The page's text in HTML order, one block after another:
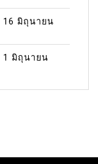
16 มิถุนายน
1 มิถุนายน